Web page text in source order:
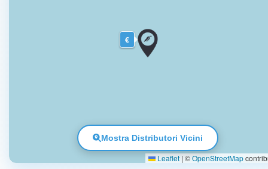
€
Leaflet | ©OpenStreetMap
Mostra Distributori Vicini